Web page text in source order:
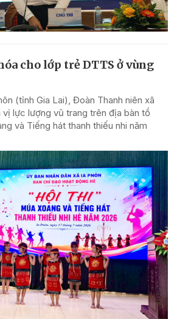
cho lớp trẻ DTTS ở vùng
(tỉnh Gia Lai), Đoàn Thanh niên xã
lực lượng vũ trang trên địa bàn tổ
và Tiếng hát thanh thiếu nhi năm